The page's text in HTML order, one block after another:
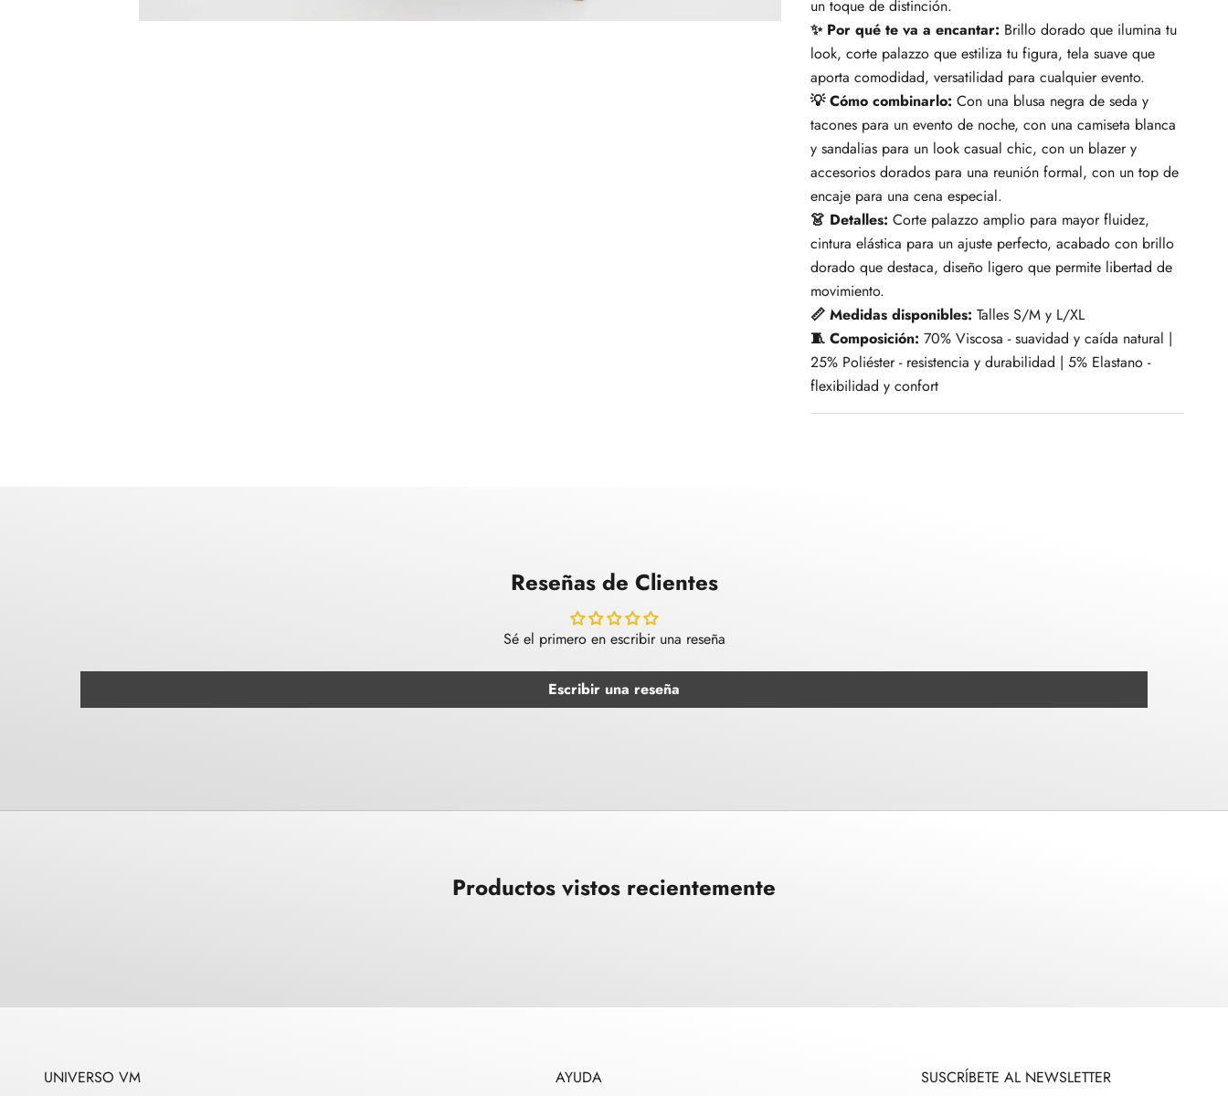
un toque de distinción.
✨ Por qué te va a encantar: Brillo dorado que ilumina tu
look, corte palazzo que estiliza tu figura, tela suave que
aporta comodidad, versatilidad para cualquier evento.
💡 Cómo combinarlo: Con una blusa negra de seda y
tacones para un evento de noche, con una camiseta blanca
y sandalias para un look casual chic, con un blazer y
accesorios dorados para una reunión formal, con un top de
encaje para una cena especial.
👗 Detalles: Corte palazzo amplio para mayor fluidez,
cintura elástica para un ajuste perfecto, acabado con brillo
dorado que destaca, diseño ligero que permite libertad de
movimiento.
📏 Medidas disponibles: Talles S/M y L/XL
🧵 Composición: 70% Viscosa - suavidad y caída natural |
25% Poliéster - resistencia y durabilidad | 5% Elastano -
flexibilidad y confort
Reseñas de Clientes
Sé el primero en escribir una reseña
Escribir una reseña
Productos vistos recientemente
UNIVERSO VM AYUDA SUSCRÍBETE AL NEWSLETTER